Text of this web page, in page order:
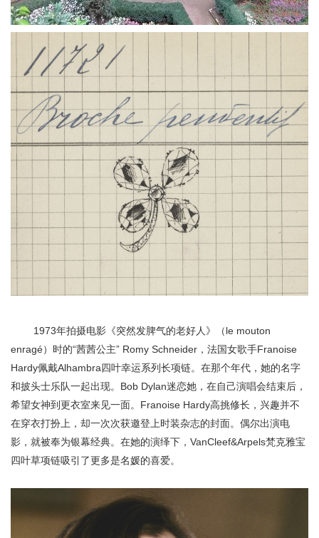
1973年拍摄电影《突然发脾气的老好人》（le mouton
enragé）时的“茜茜公主” Romy Schneider，法国女歌手Franoise
Hardy佩戴Alhambra四叶幸运系列长项链。在那个年代，她的名字
和披头士乐队一起出现。Bob Dylan迷恋她，在自己演唱会结束后，
希望女神到更衣室来见一面。Franoise Hardy高挑修长，兴趣并不
在穿衣打扮上，却一次次获邀登上时装杂志的封面。偶尔出演电
影，就被奉为银幕经典。在她的演绎下，VanCleef&Arpels梵克雅宝
四叶草项链吸引了更多是名媛的喜爱。